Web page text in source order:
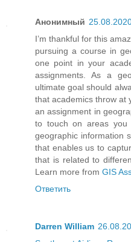
Анонимный
I’m thankful for this
pursuing a course in
one point in your
assignments. As a
ultimate goal should
that academics throw at
an assignment in
to touch on areas
geographic information
that enables us to
that is related to
Learn more from GIS
Ответить
Darren William